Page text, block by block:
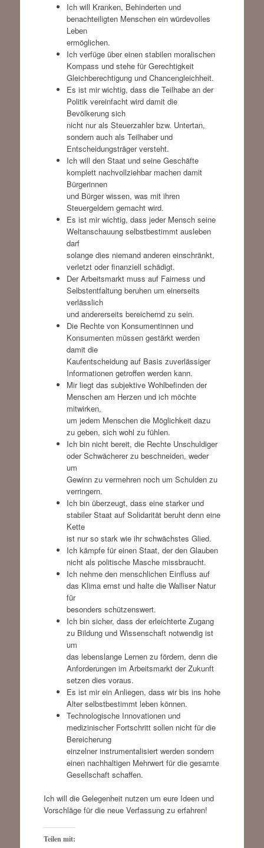
Ich will Kranken, Behinderten und
benachteiligten Menschen ein würdevolles
Leben
ermöglichen.
Ich verfüge über einen stabilen moralischen
Kompass und stehe für Gerechtigkeit
Gleichberechtigung und Chancengleichheit.
Es ist mir wichtig, dass die Teilhabe an der
Politik vereinfacht wird damit die
Bevölkerung sich
nicht nur als Steuerzahler bzw. Untertan,
sondern auch als Teilhaber und
Entscheidungsträger versteht.
Ich will den Staat und seine Geschäfte
komplett nachvollziehbar machen damit
Bürgerinnen
und Bürger wissen, was mit ihren
Steuergeldern gemacht wird.
Es ist mir wichtig, dass jeder Mensch seine
Weltanschauung selbstbestimmt ausleben
darf
solange dies niemand anderen einschränkt,
verletzt oder finanziell schädigt.
Der Arbeitsmarkt muss auf Fairness und
Selbstentfaltung beruhen um einerseits
verlässlich
und andererseits bereichernd zu sein.
Die Rechte von Konsumentinnen und
Konsumenten müssen gestärkt werden
damit die
Kaufentscheidung auf Basis zuverlässiger
Informationen getroffen werden kann.
Mir liegt das subjektive Wohlbefinden der
Menschen am Herzen und ich möchte
mitwirken,
um jedem Menschen die Möglichkeit dazu
zu geben, sich wohl zu fühlen.
Ich bin nicht bereit, die Rechte Unschuldiger
oder Schwächerer zu beschneiden, weder
um
Gewinn zu vermehren noch um Schulden zu
verringern.
Ich bin überzeugt, dass eine starker und
stabiler Staat auf Solidarität beruht denn eine
Kette
ist nur so stark wie ihr schwächstes Glied.
Ich kämpfe für einen Staat, der den Glauben
nicht als politische Masche missbraucht.
Ich nehme den menschlichen Einfluss auf
das Klima ernst und halte die Walliser Natur
für
besonders schützenswert.
Ich bin sicher, dass der erleichterte Zugang
zu Bildung und Wissenschaft notwendig ist
um
das lebenslange Lernen zu fördern, denn die
Anforderungen im Arbeitsmarkt der Zukunft
setzen dies voraus.
Es ist mir ein Anliegen, dass wir bis ins hohe
Alter selbstbestimmt leben können.
Technologische Innovationen und
medizinischer Fortschritt sollen nicht für die
Bereicherung
einzelner instrumentalisiert werden sondern
einen nachhaltigen Mehrwert für die gesamte
Gesellschaft schaffen.
Ich will die Gelegenheit nutzen um eure Ideen und
Vorschläge für die neue Verfassung zu erfahren!
Teilen mit: